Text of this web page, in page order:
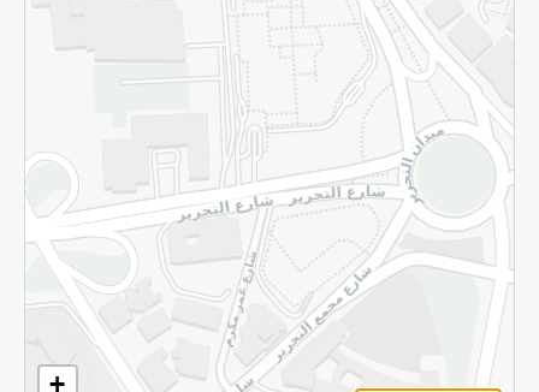
+
قم بالتسجيل للنشرة
©2026 - Spinneys | جميع الحقوق محفوظة